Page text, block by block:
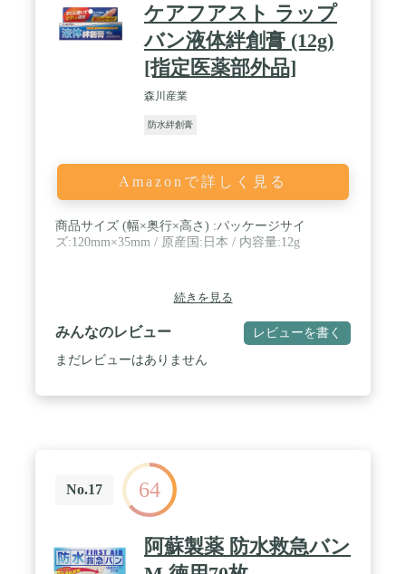
ケアフアスト ラップ
バン液体絆創膏 (12g)
[指定医薬部外品]
森川産業
防水絆創膏
Amazonで詳しく見る
商品サイズ (幅×奥行×高さ) :パッケージサイ
ズ:120mm×35mm / 原産国:日本 / 内容量:12g
続きを見る
みんなのレビュー レビューを書く
まだレビューはありません
No.17 64
阿蘇製薬 防水救急バン